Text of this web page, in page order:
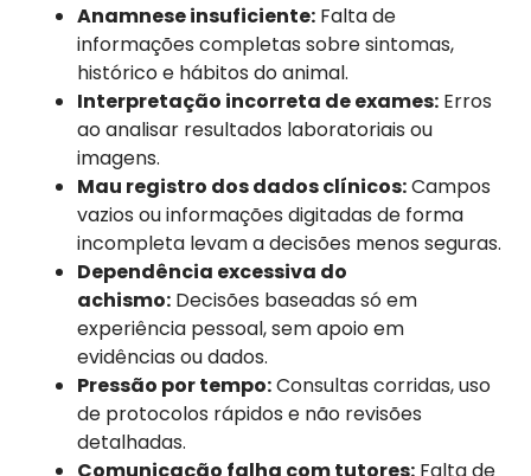
Anamnese insuficiente: Falta de
informações completas sobre sintomas,
histórico e hábitos do animal.
Interpretação incorreta de exames: Erros
ao analisar resultados laboratoriais ou
imagens.
Mau registro dos dados clínicos:Campos
vazios ou informações digitadas de forma
incompleta levam a decisões menos seguras.
Dependência excessiva do
achismo: Decisões baseadas só em
experiência pessoal, sem apoio em
evidências ou dados.
Pressão por tempo:Consultas corridas, uso
de protocolos rápidos e não revisões
detalhadas.
Comunicação falha com tutores: Falta de